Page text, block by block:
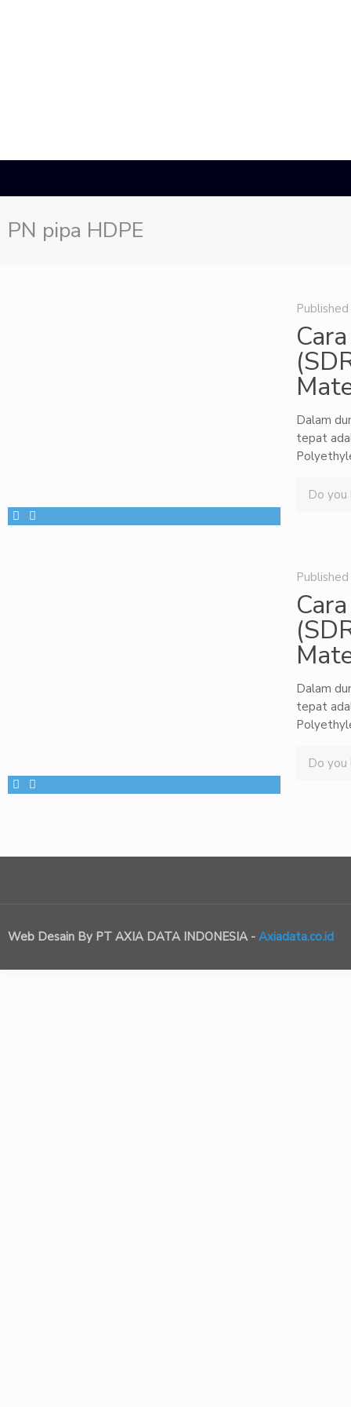
PN pipa HDPE
Dalam
tepat
Do you
Dalam
tepat
Do you
Web Desain By PT AXIA DATA INDONESIA - Axiadata.co.id